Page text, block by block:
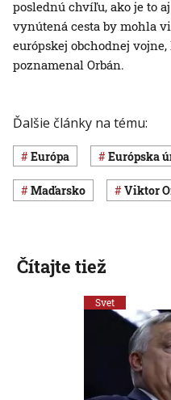
poslednú chvíľu, ako je to
vynútená cesta by mohla
európskej obchodnej
poznamenal Orbán.
Ďalšie články na tému:
Európa Európska
Maďarsko Viktor
Čítajte tiež
Svet